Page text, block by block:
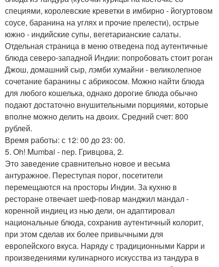
специями, королевские креветки в имбирно - йогуртовом
соусе, баранина на углях и прочие прелести), острые
южно - индийские супы, вегетарианские салаты.
Отдельная страница в меню отведена под аутентичные
блюда северо-западной Индии: попробовать стоит роган
Джош, домашний сыр, лэмби хумайни - великолепное
сочетание баранины с абрикосом. Можно найти блюда
для любого кошелька, однако дорогие блюда обычно
подают достаточно внушительными порциями, которые
вполне можно делить на двоих. Средний счет: 800
рублей.
Время работы: с 12: 00 до 23: 00.
5. Oh! Mumbai - пер. Гривцова, 2.
Это заведение сравнительно новое и весьма
антуражное. Переступая порог, посетители
перемещаются на просторы Индии. За кухню в
ресторане отвечает шеф-повар манджил мандал -
коренной индиец из нью дели, он адаптировал
национальные блюда, сохранив аутентичный колорит,
при этом сделав их более привычными для
европейского вкуса. Наряду с традиционными Карри и
произведениями кулинарного искусства из тандура в